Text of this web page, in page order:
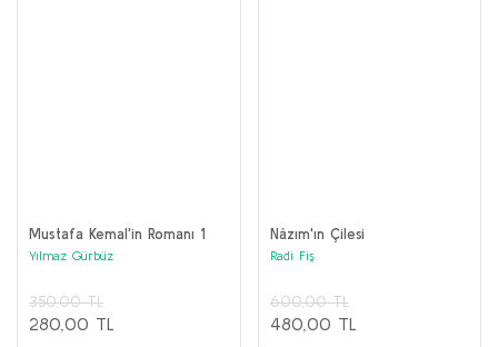
Mustafa Kemal'in Romanı 1
Yılmaz Gürbüz
350,00 TL
280,00 TL
Nâzım'ın Çilesi
Radi Fiş
600,00 TL
480,00 TL